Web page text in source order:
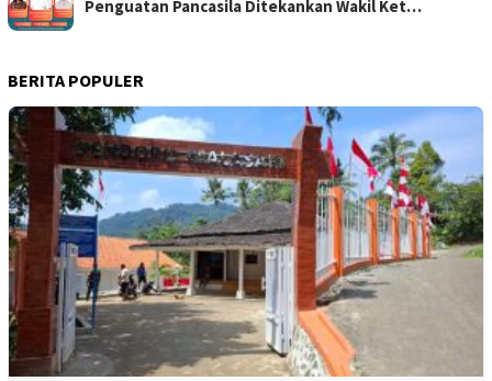
Penguatan Pancasila Ditekankan Wakil Ket…
BERITA POPULER